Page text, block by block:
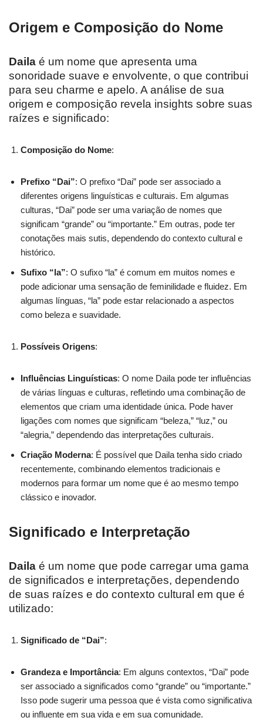
Origem e Composição do Nome
Daila é um nome que apresenta uma
sonoridade suave e envolvente, o que contribui
para seu charme e apelo. A análise de sua
origem e composição revela insights sobre suas
raízes e significado:
Composição do Nome:
Prefixo “Dai”: O prefixo “Dai” pode ser associado a
diferentes origens linguísticas e culturais. Em algumas
culturas, “Dai” pode ser uma variação de nomes que
significam “grande” ou “importante.” Em outras, pode ter
conotações mais sutis, dependendo do contexto cultural e
histórico.
Sufixo “la”: O sufixo “la” é comum em muitos nomes e
pode adicionar uma sensação de feminilidade e fluidez. Em
algumas línguas, “la” pode estar relacionado a aspectos
como beleza e suavidade.
Possíveis Origens:
Influências Linguísticas: O nome Daila pode ter influências
de várias línguas e culturas, refletindo uma combinação de
elementos que criam uma identidade única. Pode haver
ligações com nomes que significam “beleza,” “luz,” ou
“alegria,” dependendo das interpretações culturais.
Criação Moderna: É possível que Daila tenha sido criado
recentemente, combinando elementos tradicionais e
modernos para formar um nome que é ao mesmo tempo
clássico e inovador.
Significado e Interpretação
Daila é um nome que pode carregar uma gama
de significados e interpretações, dependendo
de suas raízes e do contexto cultural em que é
utilizado:
Significado de “Dai”:
Grandeza e Importância: Em alguns contextos, “Dai” pode
ser associado a significados como “grande” ou “importante.”
Isso pode sugerir uma pessoa que é vista como significativa
ou influente em sua vida e em sua comunidade.